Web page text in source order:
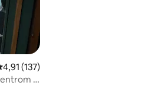
ocjena: 4,91 od 5, recenzija: 137
4,91 (137)
i